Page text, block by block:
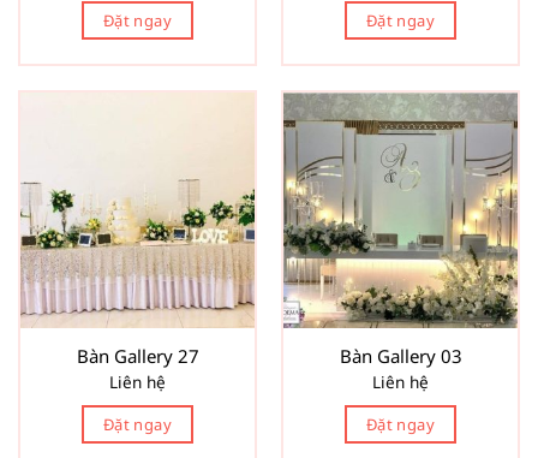
Đặt ngay Đặt ngay
Bàn Gallery 27
Liên hệ
Đặt ngay
Bàn Gallery 03
Liên hệ
Đặt ngay